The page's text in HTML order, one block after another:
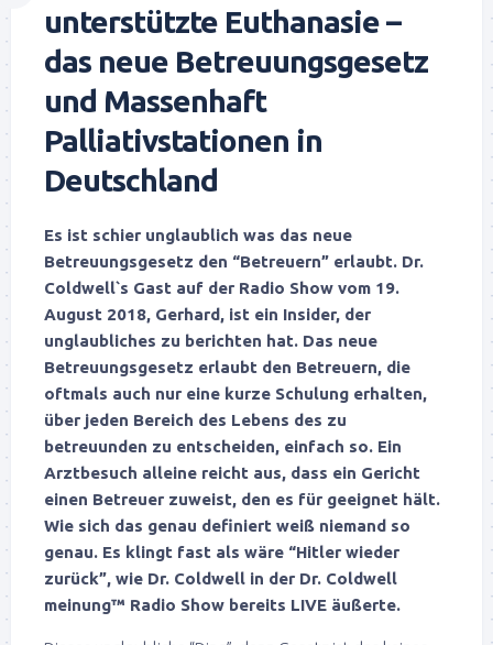
unterstützte Euthanasie –
das neue Betreuungsgesetz
und Massenhaft
Palliativstationen in
Deutschland
Es ist schier unglaublich was das neue
Betreuungsgesetz den “Betreuern” erlaubt. Dr.
Coldwell`s Gast auf der Radio Show vom 19.
August 2018, Gerhard, ist ein Insider, der
unglaubliches zu berichten hat. Das neue
Betreuungsgesetz erlaubt den Betreuern, die
oftmals auch nur eine kurze Schulung erhalten,
über jeden Bereich des Lebens des zu
betreuunden zu entscheiden, einfach so. Ein
Arztbesuch alleine reicht aus, dass ein Gericht
einen Betreuer zuweist, den es für geeignet hält.
Wie sich das genau definiert weiß niemand so
genau. Es klingt fast als wäre “Hitler wieder
zurück”, wie Dr. Coldwell in der Dr. Coldwell
meinung™ Radio Show bereits LIVE äußerte.